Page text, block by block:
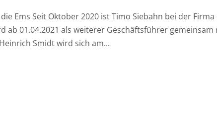
Ems Seit Oktober 2020 ist Timo Siebahn bei der
ab 01.04.2021 als weiterer Geschäftsführer
Smidt wird sich am...